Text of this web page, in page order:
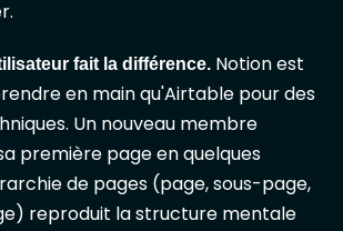
fait la différence. Notion est
en main qu'Airtable pour des
Un nouveau membre
première page en quelques
de pages (page, sous-page,
reproduit la structure mentale